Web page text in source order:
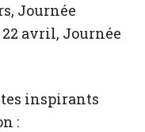
Journée
22 avril, Journée
inspirants
: